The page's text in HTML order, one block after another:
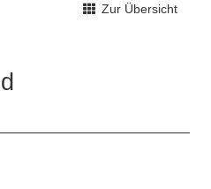
Zur Übersicht